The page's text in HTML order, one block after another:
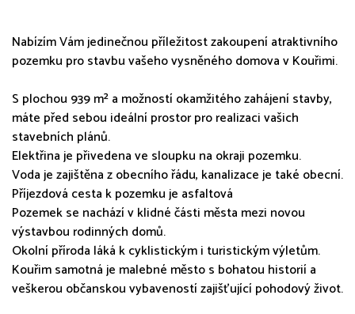
Nabízím Vám jedinečnou příležitost zakoupení atraktivního
pozemku pro stavbu vašeho vysněného domova v Kouřimi.
S plochou 939 m² a možností okamžitého zahájení stavby,
máte před sebou ideální prostor pro realizaci vašich
stavebních plánů.
Elektřina je přivedena ve sloupku na okraji pozemku.
Voda je zajištěna z obecního řádu, kanalizace je také obecní.
Příjezdová cesta k pozemku je asfaltová
Pozemek se nachází v klidné části města mezi novou
výstavbou rodinných domů.
Okolní příroda láká k cyklistickým i turistickým výletům.
Kouřim samotná je malebné město s bohatou historií a
veškerou občanskou vybaveností zajišťující pohodový život.